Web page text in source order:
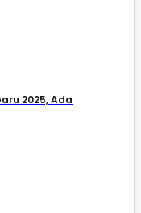
2025, Ada